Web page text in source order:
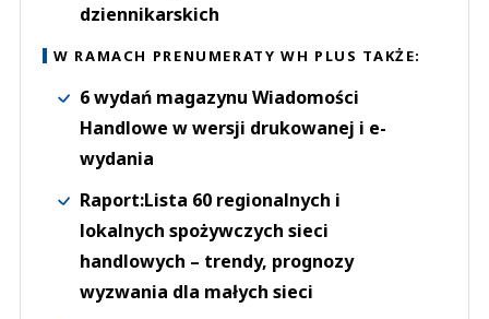
dziennikarskich
W RAMACH PRENUMERATY WH PLUS TAKŻE:
6 wydań magazynu Wiadomości
Handlowe w wersji drukowanej i e-
wydania
Raport:Lista 60 regionalnych i
lokalnych spożywczych sieci
handlowych – trendy, prognozy
wyzwania dla małych sieci